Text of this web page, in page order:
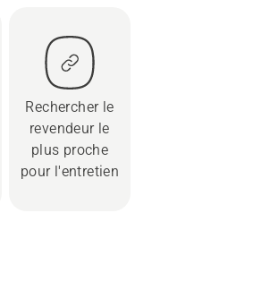
Rechercher le
revendeur le
plus proche
pour l'entretien